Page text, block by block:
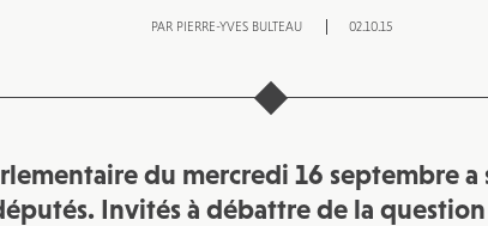
PAR PIERRE-YVES BULTEAU 02.10.15
du mercredi 16 septembre a
Invités à débattre de la
Pour recevoir toutes les deux semaines notre lettre
sélection d’articles …